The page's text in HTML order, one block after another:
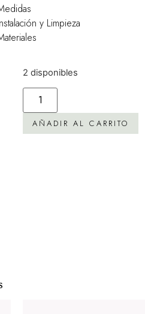
y Limpieza
2 disponibles
AÑADIR AL CARRITO